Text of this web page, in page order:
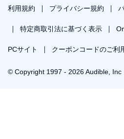
利用規約 プライバシー規約
特定商取引法に基づく表示
PCサイト クーポンコードのご利
© Copyright 1997 - 2026 Audible, Inc